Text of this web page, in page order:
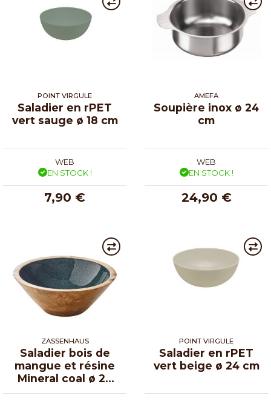
POINT VIRGULE
Saladier en rPET
vert sauge ø 18 cm
WEB
EN STOCK !
7,90 €
AMEFA
Soupière inox ø 24
cm
WEB
EN STOCK !
24,90 €
ZASSENHAUS
Saladier bois de
mangue et résine
Mineral coal ø 20
cm
POINT VIRGULE
Saladier en rPET
vert beige ø 24 cm